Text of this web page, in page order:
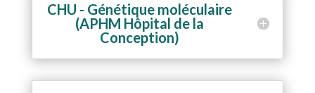
CHU - Génétique moléculaire
(APHM Hôpital de la
Conception)